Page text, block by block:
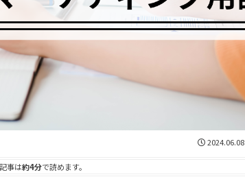
2024.06.08
事は約4分で読めます。